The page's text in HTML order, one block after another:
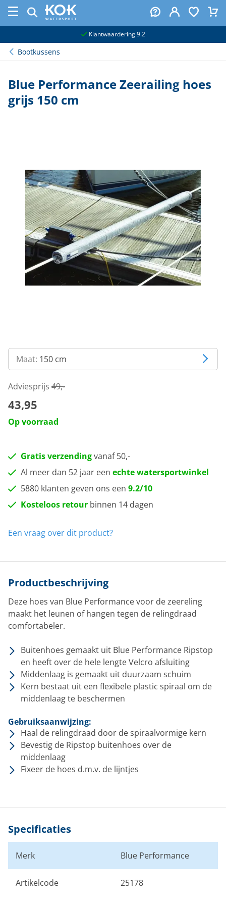
Klantwaardering 9.2
Bootkussens
Blue Performance Zeerailing hoes
grijs 150 cm
Maat: 150 cm
Adviesprijs 49,-
43,95
Op voorraad
Gratis verzendingvanaf 50,-
Al meer dan 52 jaar een echte watersportwinkel
5880 klanten geven ons een 9.2/10
Kosteloos retour binnen 14 dagen
Een vraag over dit product?
Productbeschrijving
Deze hoes van Blue Performance voor de zeereling
maakt het leunen of hangen tegen de relingdraad
comfortabeler.
Buitenhoes gemaakt uit Blue Performance Ripstop
en heeft over de hele lengte Velcro afsluiting
Middenlaag is gemaakt uit duurzaam schuim
Kern bestaat uit een flexibele plastic spiraal om de
middenlaag te beschermen
Gebruiksaanwijzing:
Haal de relingdraad door de spiraalvormige kern
Bevestig de Ripstop buitenhoes over de
middenlaag
Fixeer de hoes d.m.v. de lijntjes
Specificaties
Merk Blue Performance
Artikelcode 25178